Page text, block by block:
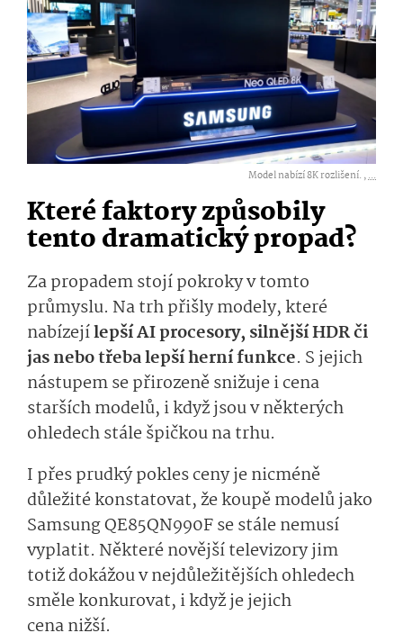
Model nabízí 8K rozlišení. ,...
Které faktory způsobily
tento dramatický propad?
Za propadem stojí pokroky v tomto
průmyslu. Na trh přišly modely, které
nabízejílepší AI procesory, silnější HDR či
jas nebo třeba lepší herní funkce. S jejich
nástupem se přirozeně snižuje i cena
starších modelů, i když jsou v některých
ohledech stále špičkou na trhu.
I přes prudký pokles ceny je nicméně
důležité konstatovat, že koupě modelů jako
Samsung QE85QN990F se stále nemusí
vyplatit. Některé novější televizory jim
totiž dokážou v nejdůležitějších ohledech
směle konkurovat, i když je jejich
cena nižší.